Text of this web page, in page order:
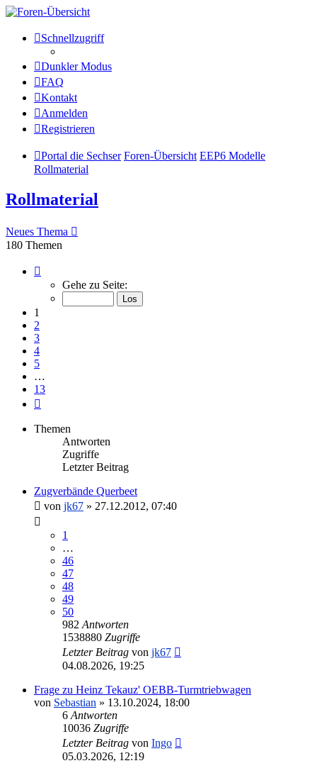
Die Sechser - Anlagenmeisterei
und Treffpunkt für
Eisenbahnverrückte
Anlagenmeisterei
Schnellzugriff
Dunkler Modus
FAQ
Kontakt
Anmelden
Registrieren
Portal die Sechser Foren-Übersicht EEP6 Modelle
Rollmaterial
Rollmaterial
Neues Thema
180 Themen
von
Gehe zu Seite:
1
2
3
4
5
…
13
Themen
Antworten
Zugriffe
Letzter Beitrag
Zugverbände Querbeet
von jk67 » 27.12.2012, 07:40
1
…
46
47
48
49
50
982 Antworten
1538880 Zugriffe
Letzter Beitrag von jk67
04.08.2026, 19:25
Frage zu Heinz Tekauz' OEBB-Turmtriebwagen
von Sebastian » 13.10.2024, 18:00
6 Antworten
10036 Zugriffe
Letzter Beitrag von Ingo
05.03.2026, 12:19